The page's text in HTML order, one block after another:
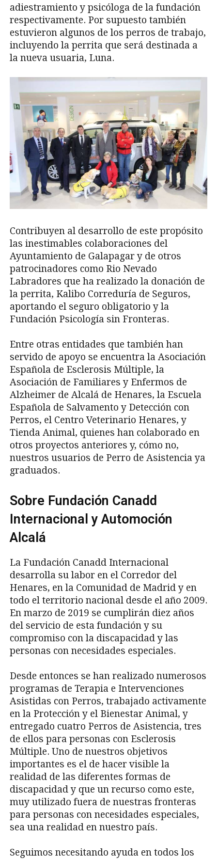
adiestramiento y psicóloga de la fundación
respectivamente. Por supuesto también
estuvieron algunos de los perros de trabajo,
incluyendo la perrita que será destinada a
la nueva usuaria, Luna.
Contribuyen al desarrollo de este propósito
las inestimables colaboraciones del
Ayuntamiento de Galapagar y de otros
patrocinadores como Rio Nevado
Labradores que ha realizado la donación de
la perrita, Kalibo Correduría de Seguros,
aportando el seguro obligatorio y la
Fundación Psicología sin Fronteras.
Entre otras entidades que también han
servido de apoyo se encuentra la Asociación
Española de Esclerosis Múltiple, la
Asociación de Familiares y Enfermos de
Alzheimer de Alcalá de Henares, la Escuela
Española de Salvamento y Detección con
Perros, el Centro Veterinario Henares, y
Tienda Animal, quienes han colaborado en
otros proyectos anteriores y, cómo no,
nuestros usuarios de Perro de Asistencia ya
graduados.
Sobre Fundación Canadd
Internacional y Automoción
Alcalá
La Fundación Canadd Internacional
desarrolla su labor en el Corredor del
Henares, en la Comunidad de Madrid y en
todo el territorio nacional desde el año 2009.
En marzo de 2019 se cumplirán diez años
del servicio de esta fundación y su
compromiso con la discapacidad y las
personas con necesidades especiales.
Desde entonces se han realizado numerosos
programas de Terapia e Intervenciones
Asistidas con Perros, trabajado activamente
en la Protección y el Bienestar Animal, y
entregado cuatro Perros de Asistencia, tres
de ellos para personas con Esclerosis
Múltiple. Uno de nuestros objetivos
importantes es el de hacer visible la
realidad de las diferentes formas de
discapacidad y que un recurso como este,
muy utilizado fuera de nuestras fronteras
para personas con necesidades especiales,
sea una realidad en nuestro país.
Seguimos necesitando ayuda en todos los